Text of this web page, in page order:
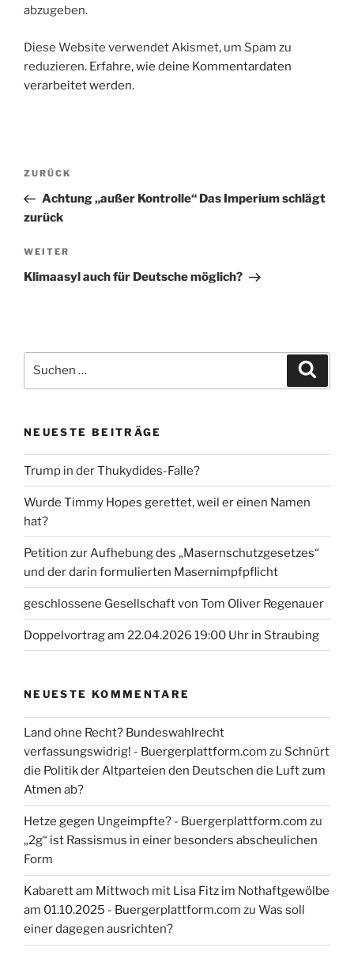
abzugeben.
Diese Website verwendet Akismet, um Spam zu
reduzieren. Erfahre, wie deine Kommentardaten
verarbeitet werden.
Beitragsnavigation
Vorheriger
Beitrag
ZURÜCK
Achtung „außer Kontrolle“ Das Imperium schlägt
zurück
Nächster
Beitrag
WEITER
Klimaasyl auch für Deutsche möglich?
nach:
NEUESTE BEITRÄGE
Trump in der Thukydides-Falle?
Wurde Timmy Hopes gerettet, weil er einen Namen
hat?
Petition zur Aufhebung des „Masernschutzgesetzes“
und der darin formulierten Masernimpfpflicht
geschlossene Gesellschaft von Tom Oliver Regenauer
Doppelvortrag am 22.04.2026 19:00 Uhr in Straubing
NEUESTE KOMMENTARE
Land ohne Recht? Bundeswahlrecht
verfassungswidrig! - Buergerplattform.com zu Schnürt
die Politik der Altparteien den Deutschen die Luft zum
Atmen ab?
Hetze gegen Ungeimpfte? - Buergerplattform.com zu
„2g“ ist Rassismus in einer besonders abscheulichen
Form
Kabarett am Mittwoch mit Lisa Fitz im Nothaftgewölbe
am 01.10.2025 - Buergerplattform.com zu Was soll
einer dagegen ausrichten?